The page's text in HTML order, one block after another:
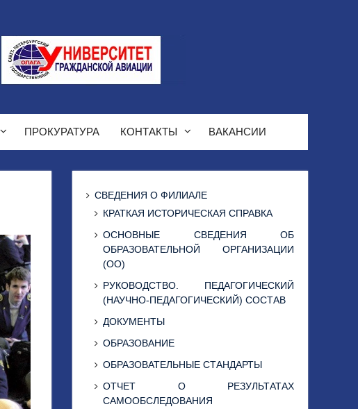
ПРОКУРАТУРА КОНТАКТЫ ВАКАНСИИ
СВЕДЕНИЯ О ФИЛИАЛЕ
КРАТКАЯ ИСТОРИЧЕСКАЯ СПРАВКА
ОСНОВНЫЕ СВЕДЕНИЯ ОБ
ОБРАЗОВАТЕЛЬНОЙ ОРГАНИЗАЦИИ
(ОО)
РУКОВОДСТВО. ПЕДАГОГИЧЕСКИЙ
(НАУЧНО-ПЕДАГОГИЧЕСКИЙ) СОСТАВ
ДОКУМЕНТЫ
ОБРАЗОВАНИЕ
ОБРАЗОВАТЕЛЬНЫЕ СТАНДАРТЫ
ОТЧЕТ О РЕЗУЛЬТАТАХ
САМООБСЛЕДОВАНИЯ